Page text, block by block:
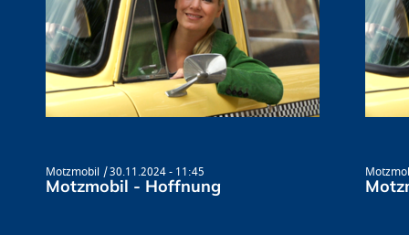
Motzmobil 30.11.2024 - 11:45
Motzmobil - Hoffnung